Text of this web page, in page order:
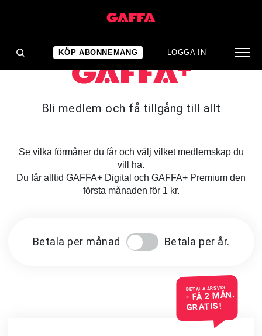
KÖP ABONNEMANG LOGGA IN
Bli medlem och få tillgång till allt
Se vilka förmåner du får och välj vilket medlemskap du
vill ha.
Du får alltid GAFFA+ Digital och GAFFA+ Premium den
första månaden för 1 kr.
Betala per månad Betala per år.
BETALA ÅRSVIS
- FÅ 2 MÅN.
GRATIS!